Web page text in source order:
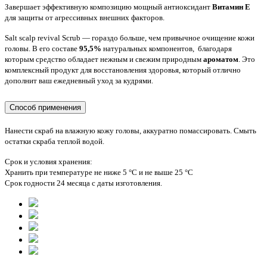
Завершает эффективную композицию мощный антиоксидант Витамин Е
для защиты от агрессивных внешних факторов.
Salt scalp revival Scrub — гораздо больше, чем привычное очищение кожи
головы. В его составе 95,5% натуральных компонентов, благодаря
которым средство обладает нежным и свежим природным ароматом . Это
комплексный продукт для восстановления здоровья, который отлично
дополнит ваш ежедневный уход за кудрями.
Способ применения
Нанести скраб на влажную кожу головы, аккуратно помассировать. Смыть
остатки скраба теплой водой.
Срок и условия хранения:
Хранить при температуре не ниже 5 °С и не выше 25 °С
Срок годности 24 месяца с даты изготовления.